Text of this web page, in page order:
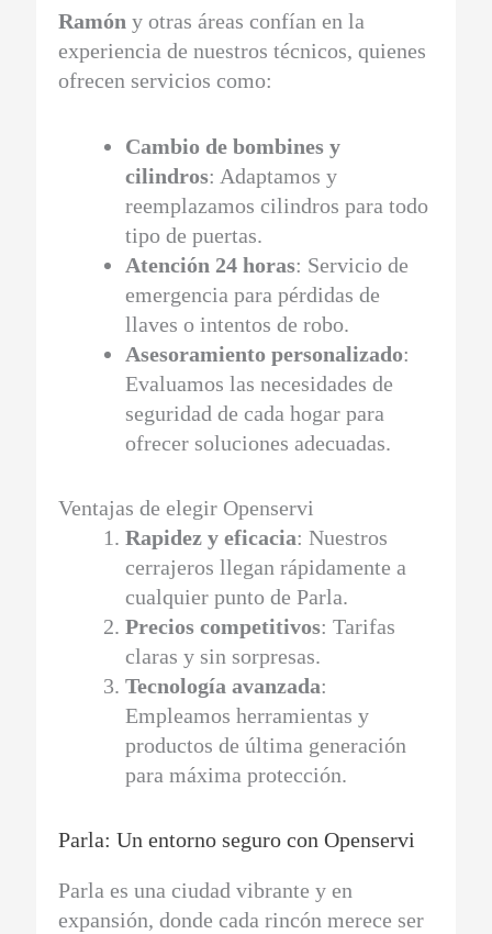
Ramón y otras áreas confían en la
experiencia de nuestros técnicos, quienes
ofrecen servicios como:
Cambio de bombines y
cilindros: Adaptamos y
reemplazamos cilindros para todo
tipo de puertas.
Atención 24 horas: Servicio de
emergencia para pérdidas de
llaves o intentos de robo.
Asesoramiento personalizado:
Evaluamos las necesidades de
seguridad de cada hogar para
ofrecer soluciones adecuadas.
Ventajas de elegir Openservi
Rapidez y eficacia: Nuestros
cerrajeros llegan rápidamente a
cualquier punto de Parla.
Precios competitivos: Tarifas
claras y sin sorpresas.
Tecnología avanzada:
Empleamos herramientas y
productos de última generación
para máxima protección.
Parla: Un entorno seguro con Openservi
Parla es una ciudad vibrante y en
expansión, donde cada rincón merece ser